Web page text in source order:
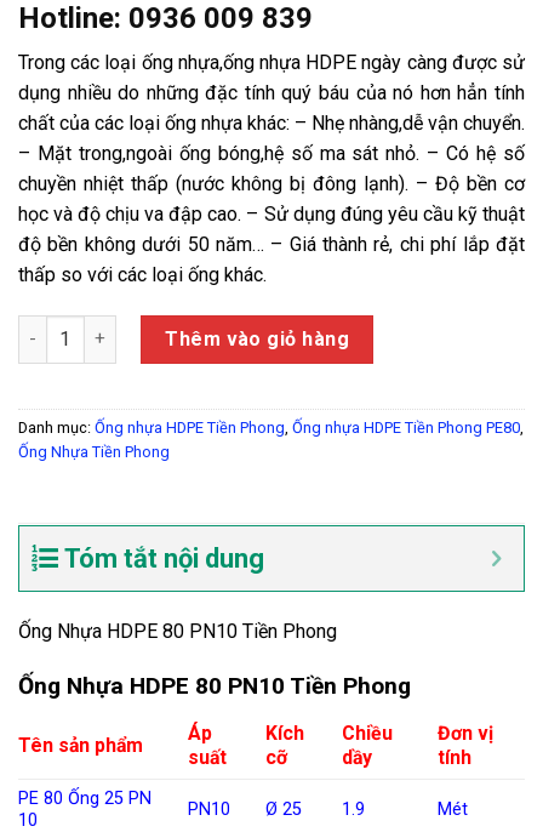
Hotline: 0936 009 839
Trong các loại ống nhựa,ống nhựa HDPE ngày càng được sử
dụng nhiều do những đặc tính quý báu của nó hơn hẳn tính
chất của các loại ống nhựa khác: – Nhẹ nhàng,dễ vận chuyển.
– Mặt trong,ngoài ống bóng,hệ số ma sát nhỏ. – Có hệ số
chuyền nhiệt thấp (nước không bị đông lạnh). – Độ bền cơ
học và độ chịu va đập cao. – Sử dụng đúng yêu cầu kỹ thuật
độ bền không dưới 50 năm… – Giá thành rẻ, chi phí lắp đặt
thấp so với các loại ống khác.
Ống Nhựa HDPE 80 PN10 Tiền Phong số lượng
Thêm vào giỏ hàng
Danh mục: Ống nhựa HDPE Tiền Phong Ống nhựa HDPE Tiền Phong PE80
Ống Nhựa Tiền Phong
Tóm tắt nội dung
Ống Nhựa HDPE 80 PN10 Tiền Phong
Ống Nhựa HDPE 80 PN10 Tiền Phong
Tên sản phẩm
Áp
suất
Kích
cỡ
Chiều
dầy
Đơn vị
tính
PE 80 Ống 25 PN
10
PN10 Ø 25 1.9 Mét